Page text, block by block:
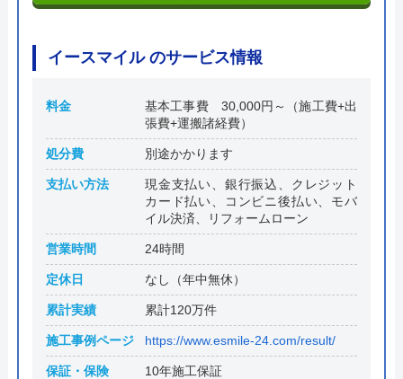
イースマイル のサービス情報
料金
基本工事費 30,000円～（施工費+出
張費+運搬諸経費）
処分費 別途かかります
支払い方法
現金支払い、銀行振込、クレジット
カード払い、コンビニ後払い、モバ
イル決済、リフォームローン
営業時間 24時間
定休日 なし（年中無休）
累計実績 累計120万件
施工事例ページ https://www.esmile-24.com/result/
保証・保険
10年施工保証